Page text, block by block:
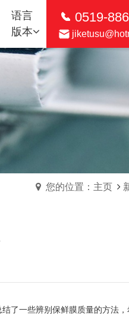
语言
版本
0519-
您的位置：主页
了一些辨别保鲜膜质量的方法